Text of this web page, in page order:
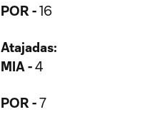
POR -16
Atajadas:
MIA -4
POR -7